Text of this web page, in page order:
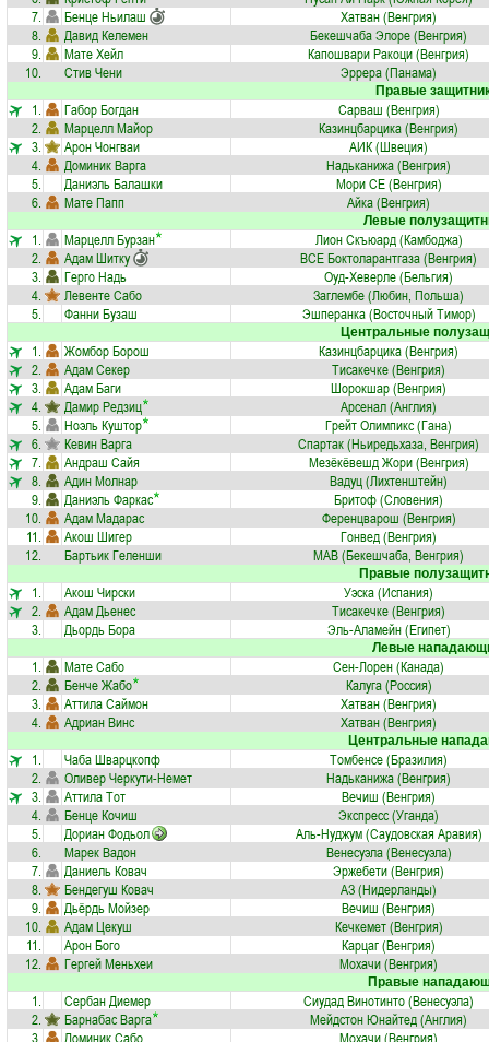
7.
Бенце Ньилаш
Хaтвaн (Венгрия)
8.
Давид Келемен
Бекешчаба Элоре (Венгрия)
9.
Мате Хейл
Капошвари Ракоци (Венгрия)
10.
Стив Чени Эррера (Панама)
Правые
1. Габор Богдан
Сарваш (Венгрия)
2.
Марцелл Майор
Казинцбарцика (Венгрия)
3.
Арон Чонгваи
АИК (Швеция)
4.
Доминик Варга
Надьканижа (Венгрия)
5.
Даниэль Балашки
Мори СЕ (Венгрия)
6.
Мате Папп Айка (Венгрия)
Левые
1. Марцелл Бурзан
Лион Скъюард (Камбоджа)
2.
Адам Шитку
ВСЕ Боктоларантгаза (Венгрия)
3.
Герго Надь
Оуд-Хеверле (Бельгия)
4.
Левенте Сабо
Заглембе (Любин, Польша)
5.
Фанни Бузаш Эшперанка (Восточный Тимор)
Центральные
1. Жомбор Борош
Казинцбарцика (Венгрия)
2.
Адам Секер
Тисакечке (Венгрия)
3.
Адам Баги
Шорокшар (Венгрия)
4.
Дамир Редзиц
Арсенал (Англия)
5.
Ноэль Куштор
Грейт Олимпикс (Гана)
6.
Кевин Варга
Спартак (Ньиредьхаза, Венгрия)
7.
Андраш Сайя
Мезёкёвешд Жори (Венгрия)
8.
Адин Молнар
Вадуц (Лихтенштейн)
9.
Даниэль Фаркас
Бритоф (Словения)
10.
Адам Мадарас
Ференцварош (Венгрия)
11.
Акош Шигер
Гонвед (Венгрия)
12.
Бартьик Геленши МАВ (Бекешчаба, Венгрия)
Правые
1. Акош Чирски
Уэска (Испания)
2.
Адам Дьенес
Тисакечке (Венгрия)
3.
Дьордь Бора Эль-Аламейн (Египет)
Левые
1. Мате Сабо
Сен-Лорен (Канада)
2.
Бенче Жабо
Калуга (Россия)
3.
Аттила Саймон
Хaтвaн (Венгрия)
4.
Адриан Винс Хaтвaн (Венгрия)
Центральные
1. Чаба Шварцкопф
Томбенсе (Бразилия)
2.
Оливер Черкути-Немет
Надьканижа (Венгрия)
3.
Аттила Тот
Вечиш (Венгрия)
4.
Бенце Кочиш
Экспресс (Уганда)
5.
Дориан Фодьол
Аль-Нуджум (Саудовская Аравия)
6.
Марек Вадон
Венесуэла (Венесуэла)
7.
Даниель Ковач
Эржебети (Венгрия)
8.
Бендегуш Ковач
АЗ (Нидерланды)
9.
Дьёрдь Мойзер
Вечиш (Венгрия)
10.
Адам Цекуш
Кечкемет (Венгрия)
11.
Арон Бого
Карцаг (Венгрия)
12.
Гергей Меньхеи Мохачи (Венгрия)
Правые
1. Сербан Диемер
Сиудад Винотинто (Венесуэла)
2.
Барнабас Варга
Мейдстон Юнайтед (Англия)
3.
Доминик Сабо Мохачи (Венгрия)